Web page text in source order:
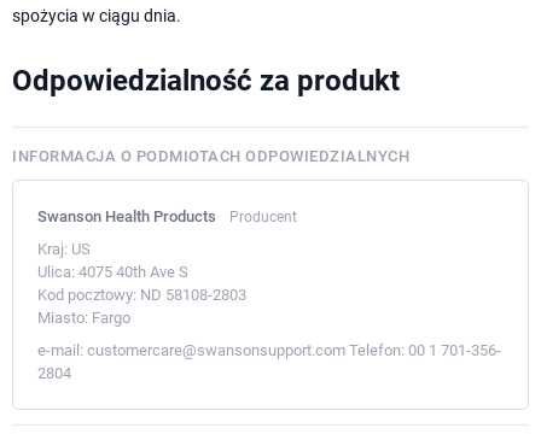
spożycia w ciągu dnia.
Odpowiedzialność za produkt
INFORMACJA O PODMIOTACH ODPOWIEDZIALNYCH
Swanson Health Products Producent
Kraj: US
Ulica: 4075 40th Ave S
Kod pocztowy: ND 58108-2803
Miasto: Fargo
e-mail: customercare@swansonsupport.com Telefon: 00 1 701-356-
2804